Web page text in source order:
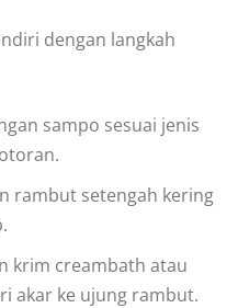
dengan langkah
sampo sesuai jenis
rambut setengah kering
krim creambath atau
akar ke ujung rambut.